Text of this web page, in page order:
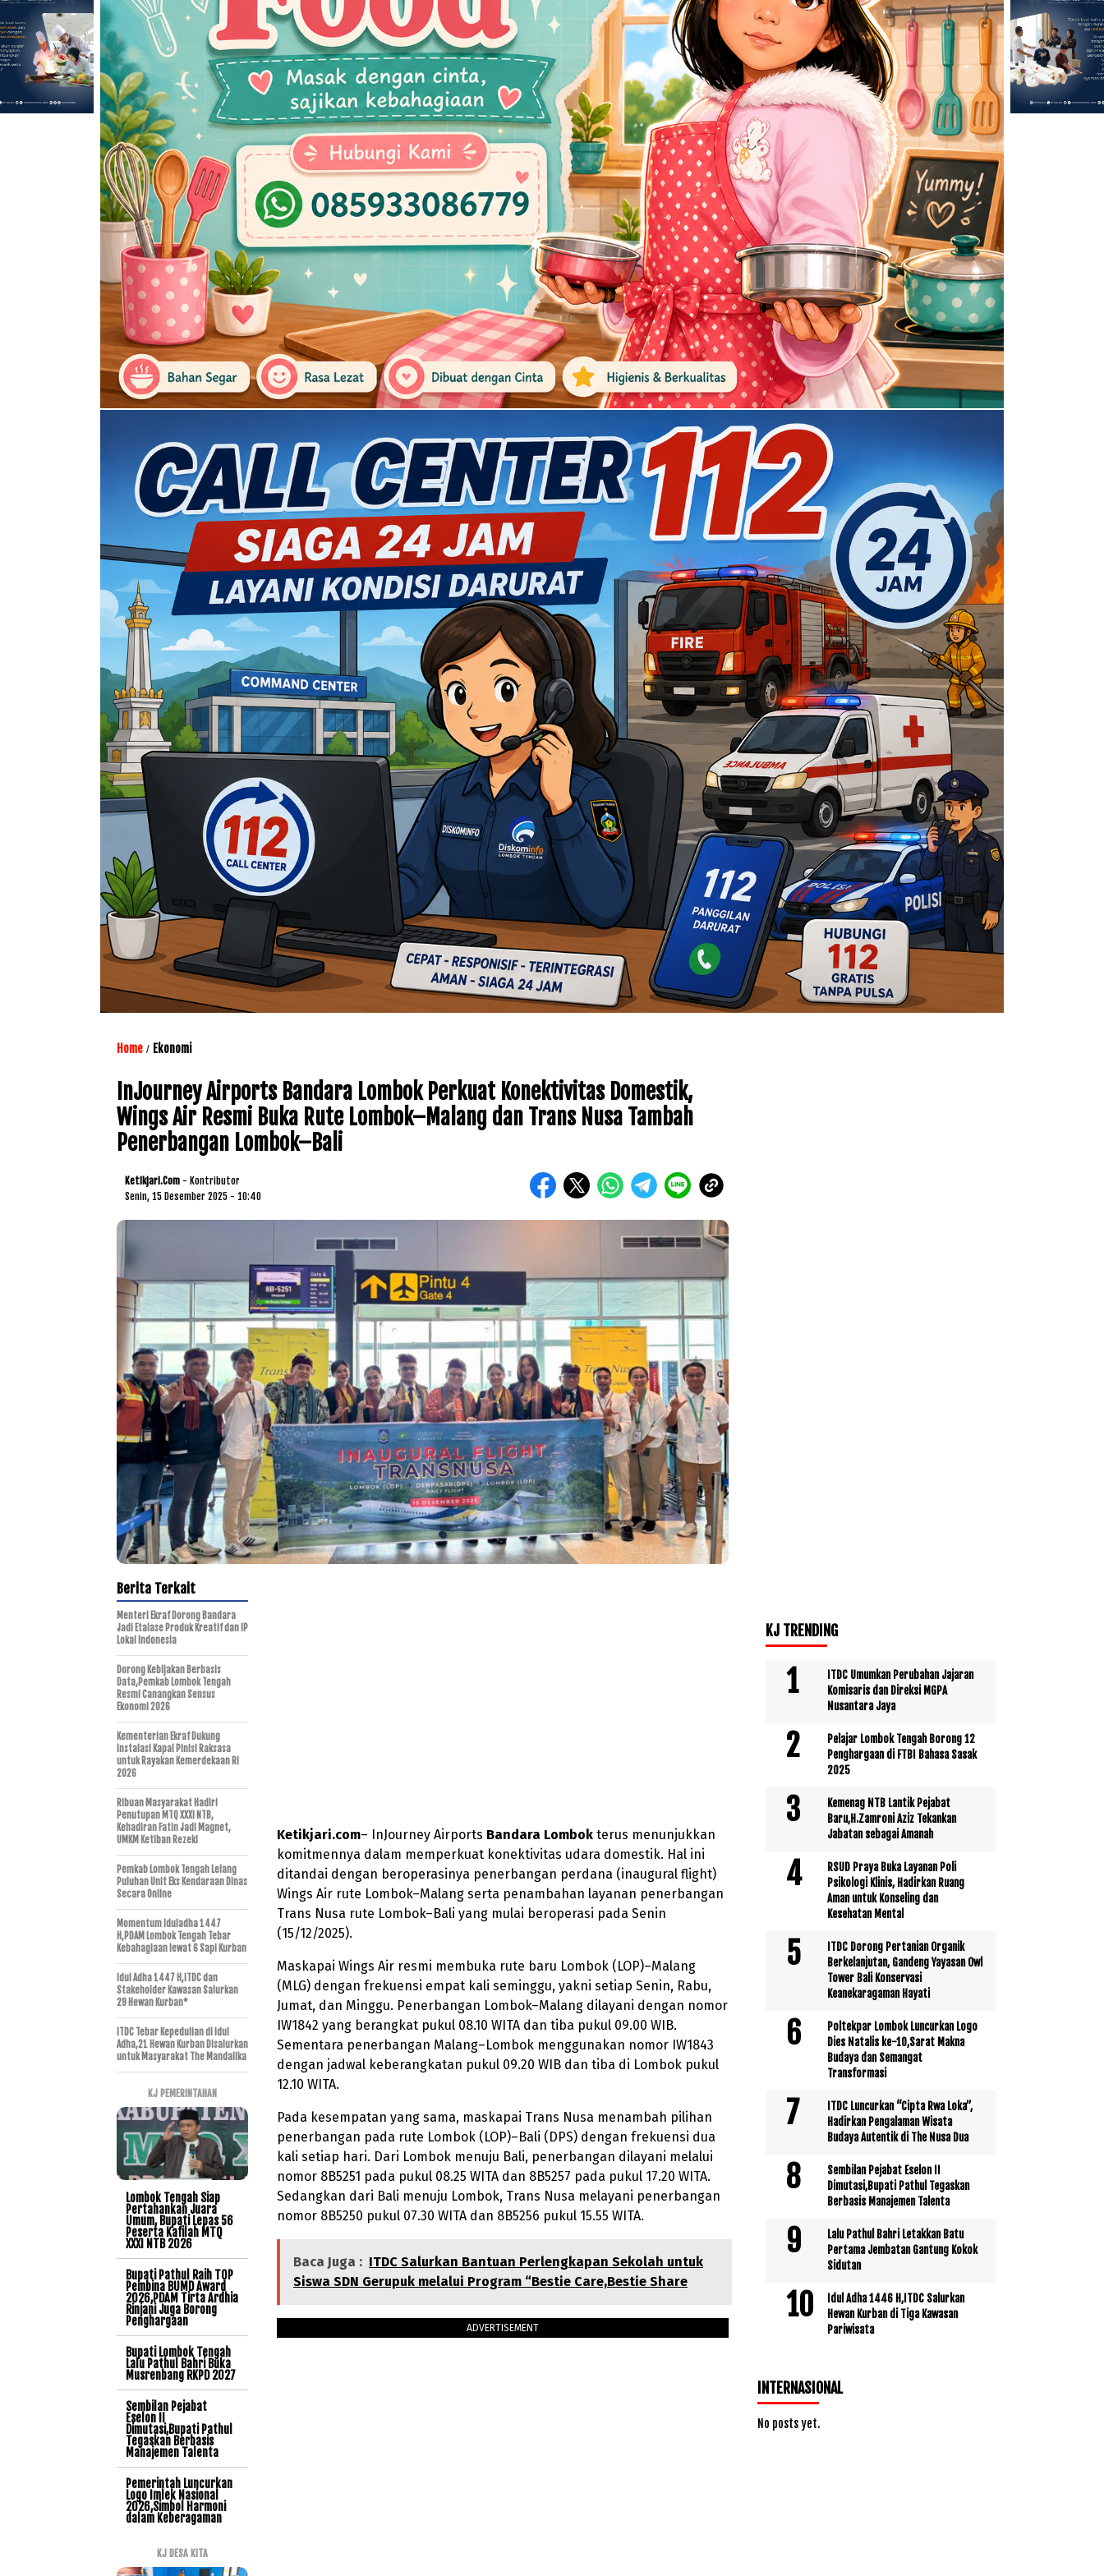
Home / Ekonomi
InJourney Airports Bandara Lombok Perkuat Konektivitas Domestik,
Wings Air Resmi Buka Rute Lombok–Malang dan Trans Nusa Tambah
Penerbangan Lombok–Bali
Ketikjari.com - Kontributor
Senin, 15 Desember 2025 - 10:40
Ketikjari.com– InJourney Airports Bandara Lombok terus menunjukkan
komitmennya dalam memperkuat konektivitas udara domestik. Hal ini
ditandai dengan beroperasinya penerbangan perdana (inaugural flight)
Wings Air rute Lombok–Malang serta penambahan layanan penerbangan
Trans Nusa rute Lombok–Bali yang mulai beroperasi pada Senin
(15/12/2025).
Maskapai Wings Air resmi membuka rute baru Lombok (LOP)–Malang
(MLG) dengan frekuensi empat kali seminggu, yakni setiap Senin, Rabu,
Jumat, dan Minggu. Penerbangan Lombok–Malang dilayani dengan nomor
IW1842 yang berangkat pukul 08.10 WITA dan tiba pukul 09.00 WIB.
Sementara penerbangan Malang–Lombok menggunakan nomor IW1843
dengan jadwal keberangkatan pukul 09.20 WIB dan tiba di Lombok pukul
12.10 WITA.
Pada kesempatan yang sama, maskapai Trans Nusa menambah pilihan
penerbangan pada rute Lombok (LOP)–Bali (DPS) dengan frekuensi dua
kali setiap hari. Dari Lombok menuju Bali, penerbangan dilayani melalui
nomor 8B5251 pada pukul 08.25 WITA dan 8B5257 pada pukul 17.20 WITA.
Sedangkan dari Bali menuju Lombok, Trans Nusa melayani penerbangan
nomor 8B5250 pukul 07.30 WITA dan 8B5256 pukul 15.55 WITA.
Baca Juga : ITDC Salurkan Bantuan Perlengkapan Sekolah untuk
Siswa SDN Gerupuk melalui Program “Bestie Care,Bestie Share
ADVERTISEMENT
Berita Terkait
Menteri Ekraf Dorong Bandara
Jadi Etalase Produk Kreatif dan IP
Lokal Indonesia
Dorong Kebijakan Berbasis
Data,Pemkab Lombok Tengah
Resmi Canangkan Sensus
Ekonomi 2026
Kementerian Ekraf Dukung
Instalasi Kapal Pinisi Raksasa
untuk Rayakan Kemerdekaan RI
2026
Ribuan Masyarakat Hadiri
Penutupan MTQ XXXI NTB,
Kehadiran Fatin Jadi Magnet,
UMKM Ketiban Rezeki
Pemkab Lombok Tengah Lelang
Puluhan Unit Eks Kendaraan Dinas
Secara Online
Momentum Iduladha 1447
H,PDAM Lombok Tengah Tebar
Kebahagiaan lewat 6 Sapi Kurban
Idul Adha 1447 H,ITDC dan
Stakeholder Kawasan Salurkan
29 Hewan Kurban*
ITDC Tebar Kepedulian di Idul
Adha,21 Hewan Kurban Disalurkan
untuk Masyarakat The Mandalika
KJ PEMERINTAHAN
Lombok Tengah Siap
Pertahankan Juara
Umum, Bupati Lepas 56
Peserta Kafilah MTQ
XXXI NTB 2026
Bupati Pathul Raih TOP
Pembina BUMD Award
2026,PDAM Tirta Ardhia
Rinjani Juga Borong
Penghargaan
Bupati Lombok Tengah
Lalu Pathul Bahri Buka
Musrenbang RKPD 2027
Sembilan Pejabat
Eselon II
Dimutasi,Bupati Pathul
Tegaskan Berbasis
Manajemen Talenta
Pemerintah Luncurkan
Logo Imlek Nasional
2026,Simbol Harmoni
dalam Keberagaman
KJ DESA KITA
KJ TRENDING
ITDC Umumkan Perubahan Jajaran
Komisaris dan Direksi MGPA
Nusantara Jaya
Pelajar Lombok Tengah Borong 12
Penghargaan di FTBI Bahasa Sasak
2025
Kemenag NTB Lantik Pejabat
Baru,H.Zamroni Aziz Tekankan
Jabatan sebagai Amanah
RSUD Praya Buka Layanan Poli
Psikologi Klinis, Hadirkan Ruang
Aman untuk Konseling dan
Kesehatan Mental
ITDC Dorong Pertanian Organik
Berkelanjutan, Gandeng Yayasan Owl
Tower Bali Konservasi
Keanekaragaman Hayati
Poltekpar Lombok Luncurkan Logo
Dies Natalis ke-10,Sarat Makna
Budaya dan Semangat
Transformasi
ITDC Luncurkan “Cipta Rwa Loka”,
Hadirkan Pengalaman Wisata
Budaya Autentik di The Nusa Dua
Sembilan Pejabat Eselon II
Dimutasi,Bupati Pathul Tegaskan
Berbasis Manajemen Talenta
Lalu Pathul Bahri Letakkan Batu
Pertama Jembatan Gantung Kokok
Sidutan
Idul Adha 1446 H,ITDC Salurkan
Hewan Kurban di Tiga Kawasan
Pariwisata
INTERNASIONAL
No posts yet.